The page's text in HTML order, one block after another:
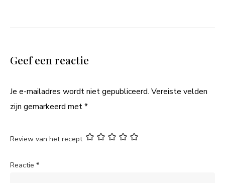
Geef een reactie
Je e-mailadres wordt niet gepubliceerd. Vereiste velden
zijn gemarkeerd met*
Review van het recept
Reactie *